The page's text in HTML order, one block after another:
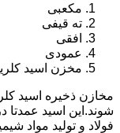
مکعبی
ته قیفی
افقی
عمودی
مخزن اسید
شوند.این اسید
فولاد و تولید مواد